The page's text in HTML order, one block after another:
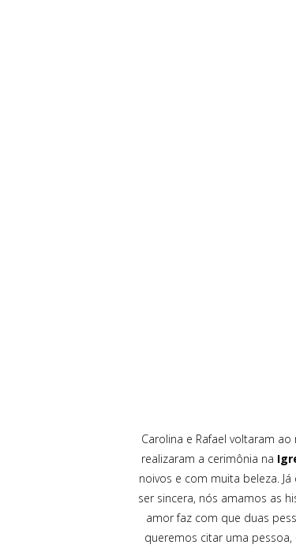
Carolina e Rafael voltaram
realizaram a cerimônia na
noivos e com muita beleza.
ser sincera, nós amamos as
amor faz com que duas
queremos citar uma